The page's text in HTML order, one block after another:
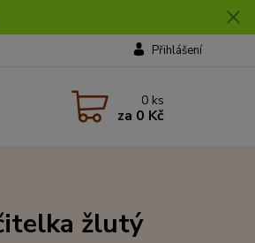
Přihlášení
0 ks
za 0 Kč
žlutý